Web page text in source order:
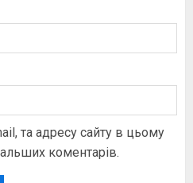
та адресу сайту в цьому
коментарів.